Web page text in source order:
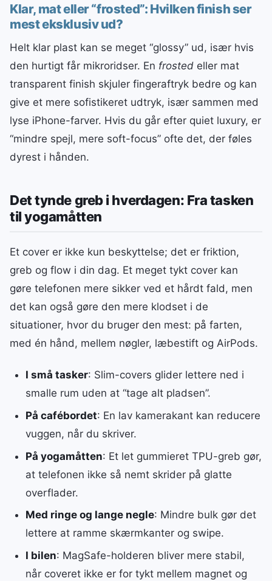
Klar, mat eller “frosted”: Hvilken finish ser
mest eksklusiv ud?
Helt klar plast kan se meget “glossy” ud, især hvis
den hurtigt får mikroridser. En frosted eller mat
transparent finish skjuler fingeraftryk bedre og kan
give et mere sofistikeret udtryk, især sammen med
lyse iPhone-farver. Hvis du går efter quiet luxury, er
“mindre spejl, mere soft-focus” ofte det, der føles
dyrest i hånden.
Det tynde greb i hverdagen: Fra tasken
til yogamåtten
Et cover er ikke kun beskyttelse; det er friktion,
greb og flow i din dag. Et meget tykt cover kan
gøre telefonen mere sikker ved et hårdt fald, men
det kan også gøre den mere klodset i de
situationer, hvor du bruger den mest: på farten,
med én hånd, mellem nøgler, læbestift og AirPods.
I små tasker: Slim-covers glider lettere ned i
smalle rum uden at “tage alt pladsen”.
På cafébordet: En lav kamerakant kan reducere
vuggen, når du skriver.
På yogamåtten: Et let gummieret TPU-greb gør,
at telefonen ikke så nemt skrider på glatte
overflader.
Med ringe og lange negle: Mindre bulk gør det
lettere at ramme skærmkanter og swipe.
I bilen: MagSafe-holderen bliver mere stabil,
når coveret ikke er for tykt mellem magnet og